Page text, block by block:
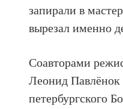
запирали в
вырезал именно
Соавторами
Леонид
петербургского